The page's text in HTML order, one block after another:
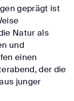
geprägt ist
Natur als
und
einen
der die
junger